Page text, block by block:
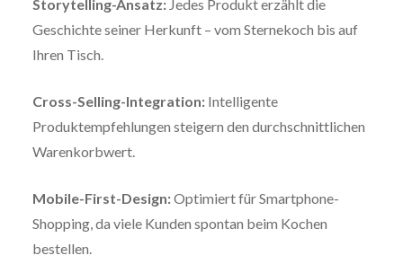
Storytelling-Ansatz:Jedes Produkt erzählt die
Geschichte seiner Herkunft – vom Sternekoch bis auf
Ihren Tisch.
Cross-Selling-Integration:Intelligente
Produktempfehlungen steigern den durchschnittlichen
Warenkorbwert.
Mobile-First-Design:Optimiert für Smartphone-
Shopping, da viele Kunden spontan beim Kochen
bestellen.